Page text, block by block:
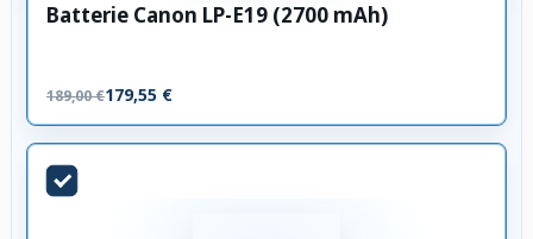
Batterie Canon LP-E19 (2700 mAh)
189,00 €179,55 €